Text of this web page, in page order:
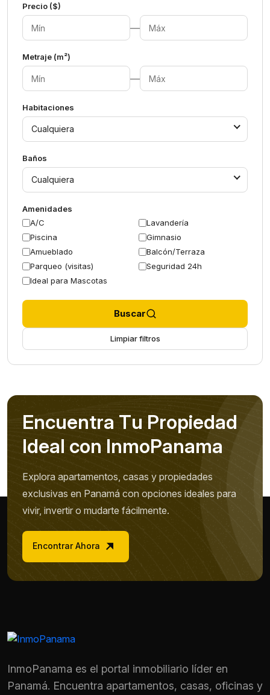
Precio ($)
—
Metraje (m²)
—
Habitaciones
Cualquiera
Baños
Cualquiera
Amenidades
A/C
Lavandería
Piscina
Gimnasio
Amueblado
Balcón/Terraza
Parqueo (visitas)
Seguridad 24h
Ideal para Mascotas
Buscar
Limpiar filtros
Encuentra Tu Propiedad
Ideal con InmoPanama
Explora apartamentos, casas y propiedades
exclusivas en Panamá con opciones ideales para
vivir, invertir o mudarte fácilmente.
Encontrar Ahora
InmoPanama es el portal inmobiliario líder en
Panamá. Encuentra apartamentos, casas, oficinas y